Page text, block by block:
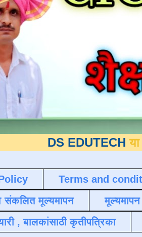
DS EDUTECH या शैक्षणिक
Terms and
संकलित मूल्यमापन
मूल्यमापन
, बालकांसाठी कृतीपत्रिका